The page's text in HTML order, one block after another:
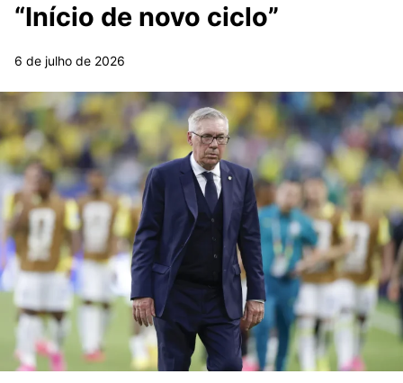
“Início de novo ciclo”
6 de julho de 2026